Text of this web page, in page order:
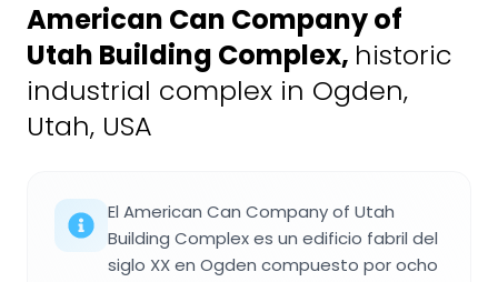
American Can Company of
Utah Building Complex, historic
industrial complex in Ogden,
Utah, USA
El American Can Company of Utah
Building Complex es un edificio fabril del
siglo XX en Ogden compuesto por ocho